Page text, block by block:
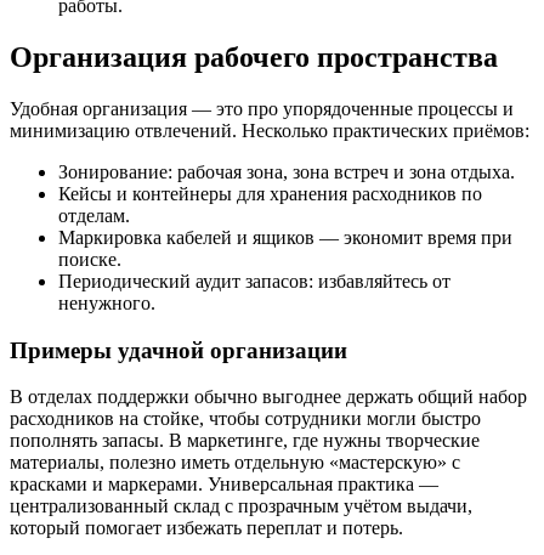
работы.
Организация рабочего пространства
Удобная организация — это про упорядоченные процессы и
минимизацию отвлечений. Несколько практических приёмов:
Зонирование: рабочая зона, зона встреч и зона отдыха.
Кейсы и контейнеры для хранения расходников по
отделам.
Маркировка кабелей и ящиков — экономит время при
поиске.
Периодический аудит запасов: избавляйтесь от
ненужного.
Примеры удачной организации
В отделах поддержки обычно выгоднее держать общий набор
расходников на стойке, чтобы сотрудники могли быстро
пополнять запасы. В маркетинге, где нужны творческие
материалы, полезно иметь отдельную «мастерскую» с
красками и маркерами. Универсальная практика —
централизованный склад с прозрачным учётом выдачи,
который помогает избежать переплат и потерь.